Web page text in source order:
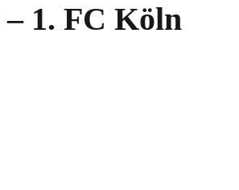
1. FC Köln